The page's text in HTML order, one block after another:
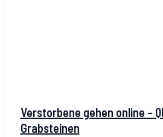
Verstorbene gehen online –
Grabsteinen